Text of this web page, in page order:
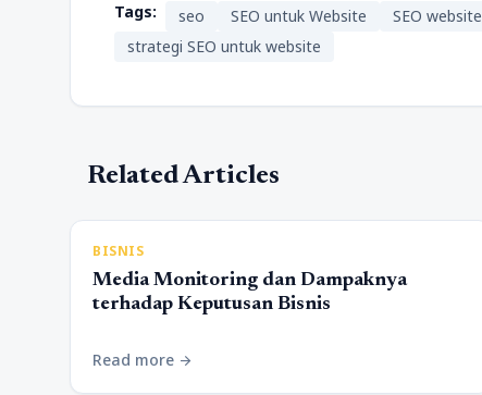
Tags: seo SEO untuk Website SEO website
strategi SEO untuk website
Related Articles
BISNIS
Media Monitoring dan Dampaknya
terhadap Keputusan Bisnis
Read more arrow_forward